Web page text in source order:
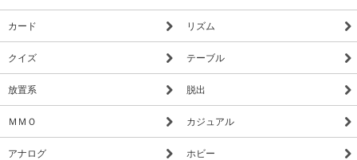
カード リズム
クイズ テーブル
放置系 脱出
ＭＭＯ カジュアル
アナログ ホビー